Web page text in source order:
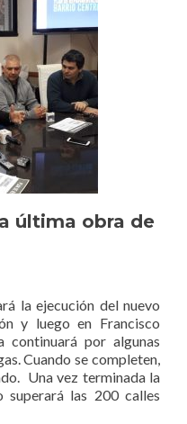
última obra de
la ejecución del nuevo
y luego en Francisco
continuará por algunas
Cuando se completen,
Una vez terminada la
las 200 calles